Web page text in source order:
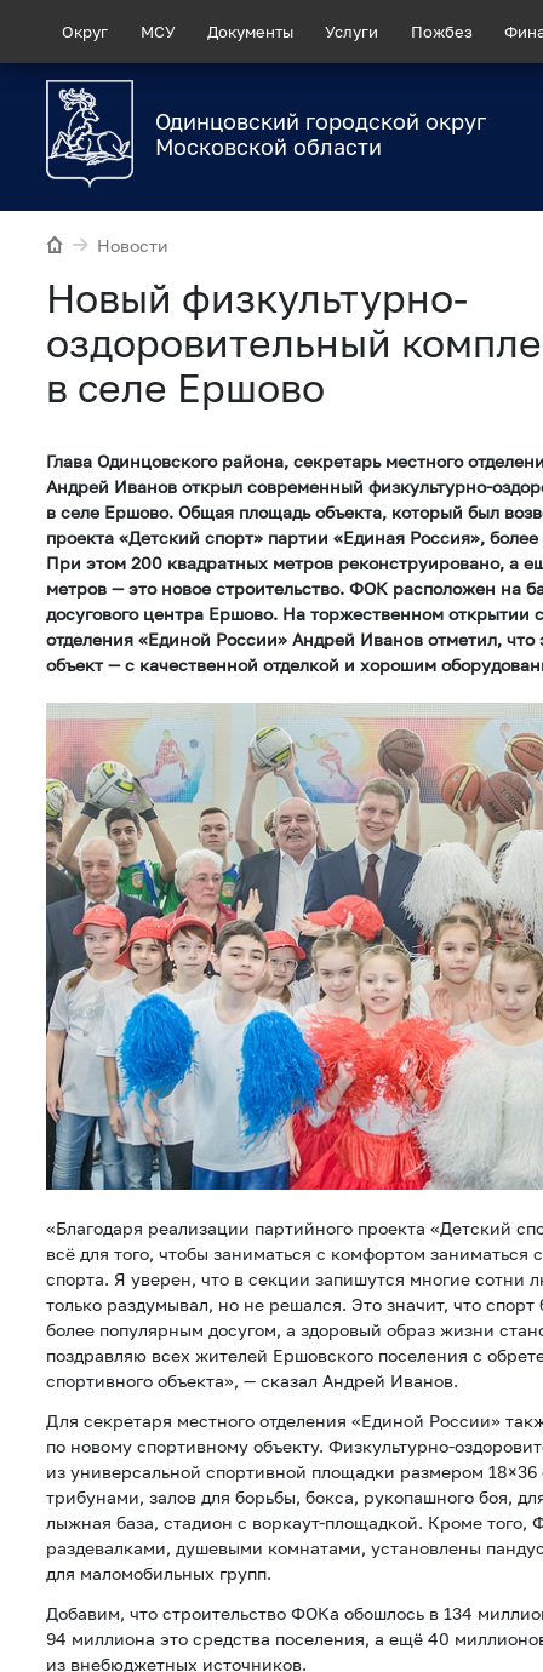
Округ МСУ Документы Услуги Пожбез
Одинцовский городской округ
Московской области
Новости
Новый физкультурно-
оздоровительный
в селе Ершово
Глава Одинцовского района, секретарь местного
Андрей Иванов открыл современный физкультурно-
в селе Ершово. Общая площадь объекта, который был
проекта «Детский спорт» партии «Единая Россия»,
При этом 200 квадратных метров реконструировано, а
метров — это новое строительство. ФОК расположен на
досугового центра Ершово. На торжественном открытии
отделения «Единой России» Андрей Иванов отметил,
объект — с качественной отделкой и хорошим
«Благодаря реализации партийного проекта «Детский
всё для того, чтобы заниматься с комфортом
спорта. Я уверен, что в секции запишутся многие сотни
только раздумывал, но не решался. Это значит, что спорт
более популярным досугом, а здоровый образ жизни
поздравляю всех жителей Ершовского поселения с
спортивного объекта», — сказал Андрей Иванов.
Для секретаря местного отделения «Единой России»
по новому спортивному объекту. Физкультурно-
из универсальной спортивной площадки размером
трибунами, залов для борьбы, бокса, рукопашного боя,
лыжная база, стадион с воркаут-площадкой. Кроме того,
раздевалками, душевыми комнатами, установлены
для маломобильных групп.
Добавим, что строительство ФОКа обошлось в 134
94 миллиона это средства поселения, а ещё 40
из внебюджетных источников.